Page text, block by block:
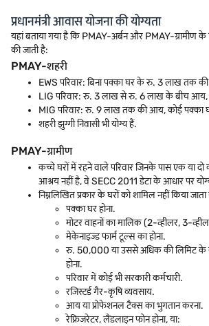
प्रधानमंत्री आवास योजना की योग्यता
यहां बताया गया है कि PMAY-अर्बन और PMAY-ग्रामीण के
की जाती है:
PMAY-शहरी
EWS परिवार: बिना पक्का घर के रु. 3 लाख तक
LIG परिवार: रु. 3 लाख से रु. 6 लाख के बीच आय,
MIG परिवार: रु. 9 लाख तक की आय, कोई पक्का
शहरी झुग्गी निवासी भी योग्य हैं.
PMAY-ग्रामीण
कच्चे घरों में रहने वाले परिवार जिनके पास एक या
आश्रय नहीं है, वे SECC 2011 डेटा के आधार पर
निम्नलिखित प्रकार के घरों को शामिल नहीं किया जाता
पक्का घर होना.
मोटर वाहनों का मालिक (2-व्हीलर, 3-
मेकेनाइज्ड फार्म टूल्स का होना.
रु. 50,000 या उससे अधिक की लिमिट के
होना.
परिवार में कोई भी सरकारी कर्मचारी.
रजिस्टर्ड गैर-कृषि व्यवसाय.
आय या प्रोफेशनल टैक्स का भुगतान करना.
रेफ्रिजरेटर, लैंडलाइन फोन होना, या: